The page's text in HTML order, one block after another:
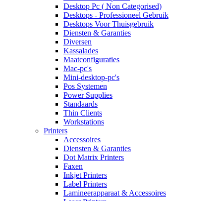
Desktop Pc ( Non Categorised)
Desktops - Professioneel Gebruik
Desktops Voor Thuisgebruik
Diensten & Garanties
Diversen
Kassalades
Maatconfiguraties
Mac-pc's
Mini-desktop-pc's
Pos Systemen
Power Supplies
Standaards
Thin Clients
Workstations
Printers
Accessoires
Diensten & Garanties
Dot Matrix Printers
Faxen
Inkjet Printers
Label Printers
Lamineerapparaat & Accessoires